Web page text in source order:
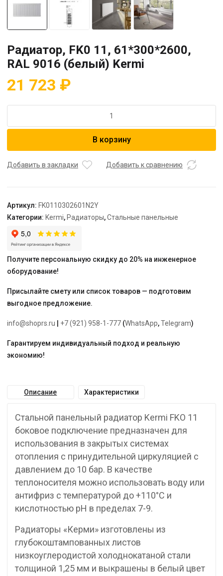
Радиатор, FK0 11, 61*300*2600,
RAL 9016 (белый) Kermi
21 723 ₽
Радиатор,
61*300*2600,
Kermi
В корзину
Добавить в закладки Добавить к сравнению
Артикул: FK0110302601N2Y
Категории: Kermi, Радиаторы,Стальные панельные
Получите персональную скидку до 20% на инженерное
оборудование!
Присылайте смету или список товаров — подготовим
выгодное предложение.
info@shoprs.ru +7 (921) 958-1-777 (WhatsApp,Telegram)
Гарантируем индивидуальный подход и реальную
экономию!
Описание Характеристики
Стальной панельный радиатор Kermi FKO 11
боковое подключение предназначен для
использования в закрытых системах
отопления с принудительной циркуляцией с
давлением до 10 бар. В качестве
теплоносителя можно использовать воду или
антифриз с температурой до +110°C и
кислотностью pH в пределах 7-9.
Радиаторы «Керми» изготовлены из
глубокоштампованных листов
низкоуглеродистой холоднокатаной стали
толщиной 1,25 мм и выкрашены в белый цвет